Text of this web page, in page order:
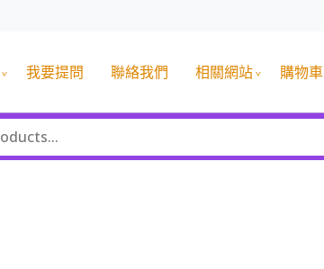
我要提問 聯絡我們 相關網站 購物車